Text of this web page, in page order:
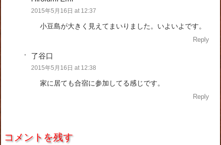
2015年5月16日 at 12:37
小豆島が大きく見えてまいりました。いよいよです。
Reply
了谷口
2015年5月16日 at 12:38
家に居ても合宿に参加してる感じです。
Reply
コメントを残す